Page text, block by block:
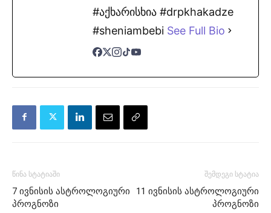
#აქხარისხია #drpkhakadze
#sheniambebi See Full Bio
წინა სტატიაში
7 ივნისის ასტროლოგიური
პროგნოზი
შემდეგი სტატია
11 ივნისის ასტროლოგიური
პროგნოზი